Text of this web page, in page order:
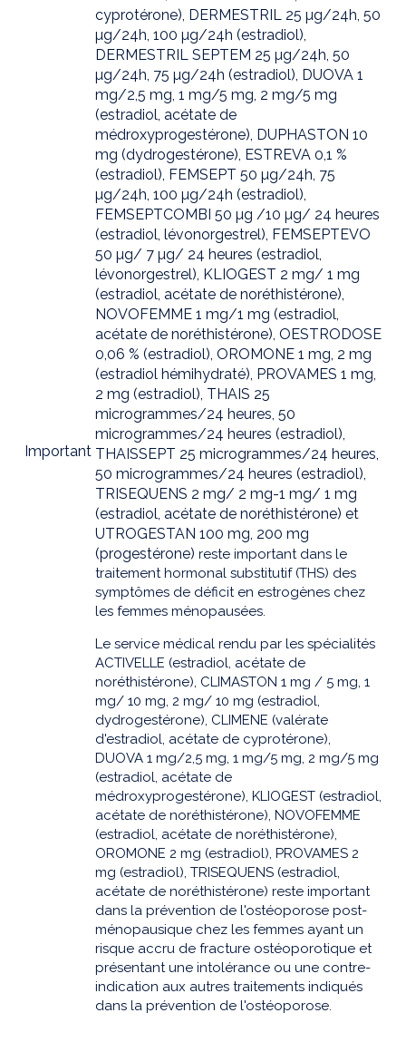
Important
cyprotérone), DERMESTRIL 25 µg/24h, 50
µg/24h, 100 µg/24h (estradiol),
DERMESTRIL SEPTEM 25 µg/24h, 50
µg/24h, 75 µg/24h (estradiol), DUOVA 1
mg/2,5 mg, 1 mg/5 mg, 2 mg/5 mg
(estradiol, acétate de
médroxyprogestérone), DUPHASTON 10
mg (dydrogestérone), ESTREVA 0,1 %
(estradiol), FEMSEPT 50 µg/24h, 75
µg/24h, 100 µg/24h (estradiol),
FEMSEPTCOMBI 50 µg /10 µg/ 24 heures
(estradiol, lévonorgestrel), FEMSEPTEVO
50 µg/ 7 µg/ 24 heures (estradiol,
lévonorgestrel), KLIOGEST 2 mg/ 1 mg
(estradiol, acétate de noréthistérone),
NOVOFEMME 1 mg/1 mg (estradiol,
acétate de noréthistérone), OESTRODOSE
0,06 % (estradiol), OROMONE 1 mg, 2 mg
(estradiol hémihydraté), PROVAMES 1 mg,
2 mg (estradiol), THAIS 25
microgrammes/24 heures, 50
microgrammes/24 heures (estradiol),
THAISSEPT 25 microgrammes/24 heures,
50 microgrammes/24 heures (estradiol),
TRISEQUENS 2 mg/ 2 mg-1 mg/ 1 mg
(estradiol, acétate de noréthistérone) et
UTROGESTAN 100 mg, 200 mg
(progestérone) reste important dans le
traitement hormonal substitutif (THS) des
symptômes de déficit en estrogènes chez
les femmes ménopausées.
Le service médical rendu par les spécialités
ACTIVELLE (estradiol, acétate de
noréthistérone), CLIMASTON 1 mg / 5 mg, 1
mg/ 10 mg, 2 mg/ 10 mg (estradiol,
dydrogestérone), CLIMENE (valérate
d'estradiol, acétate de cyprotérone),
DUOVA 1 mg/2,5 mg, 1 mg/5 mg, 2 mg/5 mg
(estradiol, acétate de
médroxyprogestérone), KLIOGEST (estradiol,
acétate de noréthistérone), NOVOFEMME
(estradiol, acétate de noréthistérone),
OROMONE 2 mg (estradiol), PROVAMES 2
mg (estradiol), TRISEQUENS (estradiol,
acétate de noréthistérone) reste important
dans la prévention de l'ostéoporose post-
ménopausique chez les femmes ayant un
risque accru de fracture ostéoporotique et
présentant une intolérance ou une contre-
indication aux autres traitements indiqués
dans la prévention de l'ostéoporose.